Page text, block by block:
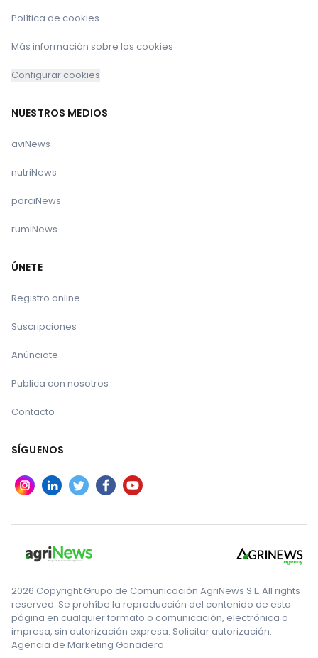
Política de cookies
Más información sobre las cookies
Configurar cookies
NUESTROS MEDIOS
aviNews
nutriNews
porciNews
rumiNews
ÚNETE
Registro online
Suscripciones
Anúnciate
Publica con nosotros
Contacto
SÍGUENOS
2026 Copyright Grupo de Comunicación AgriNews S.L. All rights
reserved. Se prohíbe la reproducción del contenido de esta
página en cualquier formato o comunicación, electrónica o
impresa, sin autorización expresa. Solicitar autorización.
Agencia de Marketing Ganadero.